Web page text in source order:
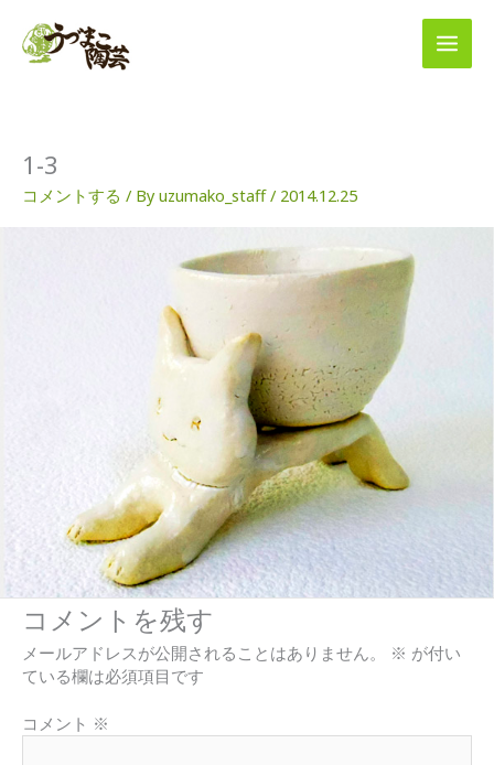
1-3
コメントする / Byuzumako_staff/ 2014.12.25
コメントを残す
メールアドレスが公開されることはありません。 ※ が付い
ている欄は必須項目です
コメント ※